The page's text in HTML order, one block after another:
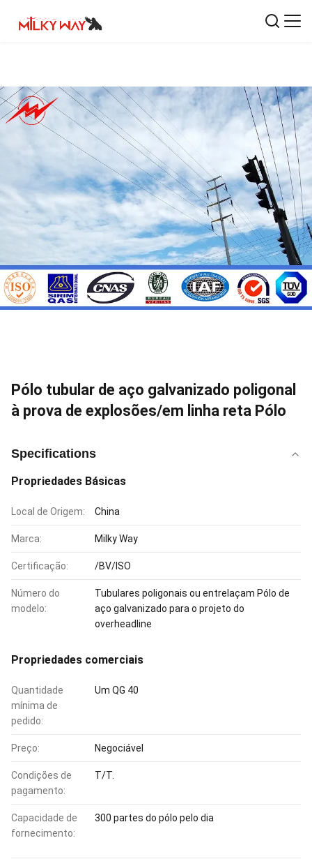
Pólo tubular de aço galvanizado poligonal
à prova de explosões/em linha reta Pólo
Specifications
Propriedades Básicas
Local de Origem: China
Marca: Milky Way
Certificação: /BV/ISO
Número do
modelo:
Tubulares poligonais ou entrelaçam Pólo de
aço galvanizado para o projeto do
overheadline
Propriedades comerciais
Quantidade
mínima de
pedido:
Um QG 40
Preço: Negociável
Condições de
pagamento:
T/T.
Capacidade de
fornecimento:
300 partes do pólo pelo dia